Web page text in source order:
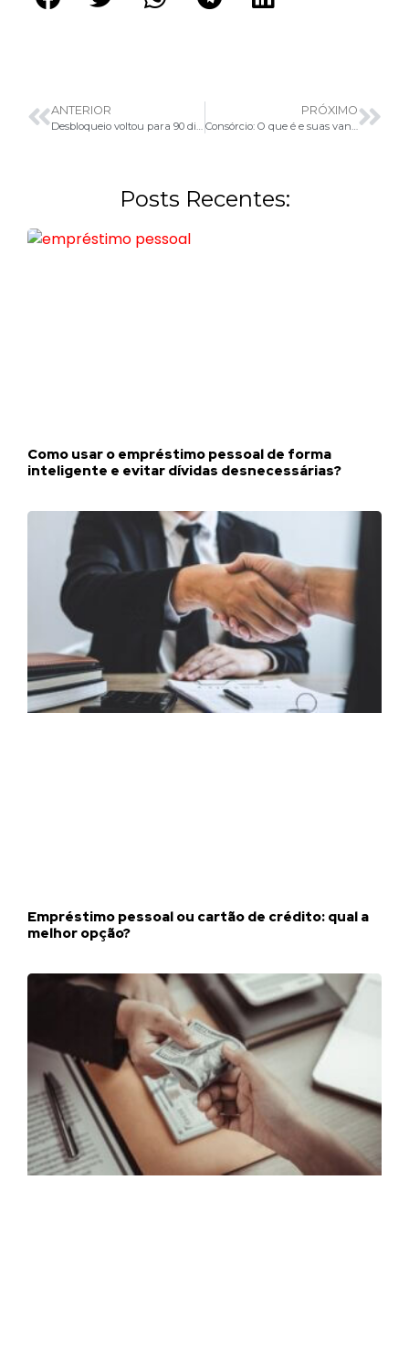
ANTERIOR
Desbloqueio voltou para 90 dias
PRÓXIMO
Consórcio: O que é e suas vantagens
Posts Recentes:
Como usar o empréstimo pessoal de forma
inteligente e evitar dívidas desnecessárias?
Empréstimo pessoal ou cartão de crédito: qual a
melhor opção?